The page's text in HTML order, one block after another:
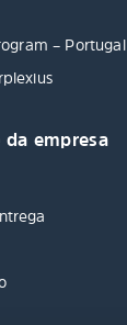
– Portugal
empresa